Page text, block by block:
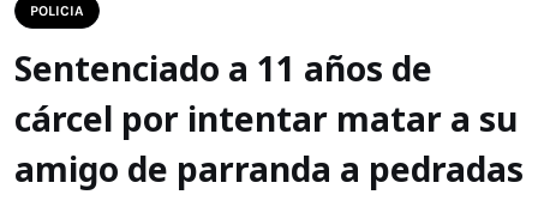
POLICIA
Sentenciado a 11 años de
cárcel por intentar matar a su
amigo de parranda a pedradas